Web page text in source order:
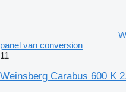
panel van conversion
11
Weinsberg Carabus 600 K